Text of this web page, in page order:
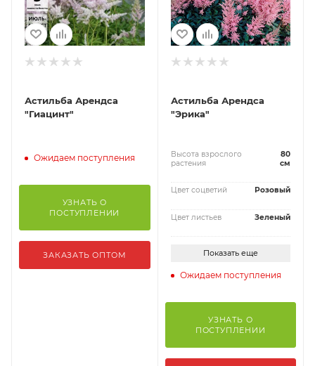
Астильба Арендса
"Гиацинт"
Ожидаем поступления
УЗНАТЬ О
ПОСТУПЛЕНИИ
ЗАКАЗАТЬ ОПТОМ
Астильба Арендса
"Эрика"
Высота взрослого
растения
80
см
Цвет соцветий Розовый
Цвет листьев Зеленый
Показать еще
Ожидаем поступления
УЗНАТЬ О
ПОСТУПЛЕНИИ